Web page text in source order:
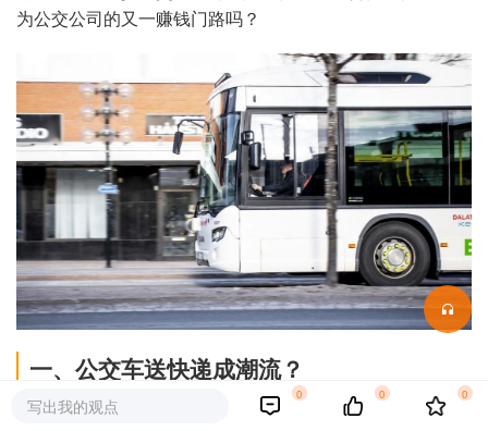
为公交公司的又一赚钱门路吗？
一、公交车送快递成潮流？
据中国新闻周刊的报道，越来越多城市的公交集团，正与快
写出我的观点
0 0 0